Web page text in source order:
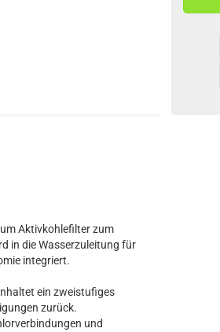
Aktivkohlefilter zum
in die Wasserzuleitung für
integriert.
ein zweistufiges
zurück.
und